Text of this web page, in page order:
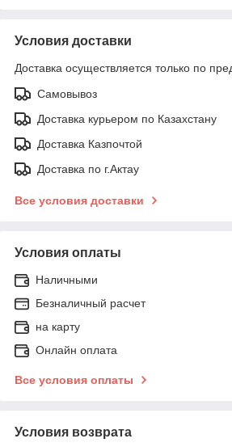
Условия доставки
Доставка осуществляется только по
Самовывоз
Доставка курьером по Казахстану
Доставка Казпочтой
Доставка по г.Актау
Все условия доставки
Условия оплаты
Наличными
Безналичный расчет
на карту
Онлайн оплата
Все условия оплаты
Условия возврата